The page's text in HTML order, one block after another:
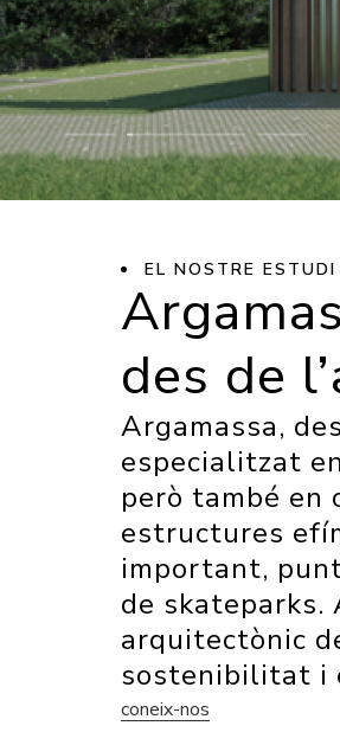
EL NOSTRE ESTUDI
des de
Argamassa,
especialitzat
però també en
estructures
important,
de
arquitectònic
sostenibilitat i
coneix-nos